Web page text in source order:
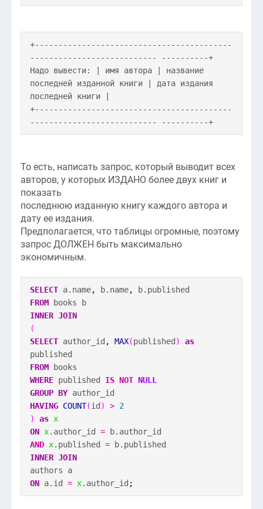
+------------------------------------------
--------------------------- ----------+
Надо вывести: | имя автора | название
последней изданной книги | дата издания
последней книги |
+------------------------------------------
--------------------------- ----------+
То есть, написать запрос, который выводит всех
авторов, у которых ИЗДАНО более двух книг и
показать
последнюю изданную книгу каждого автора и
дату ее издания.
Предполагается, что таблицы огромные, поэтому
запрос ДОЛЖЕН быть максимально
экономичным.
SELECT a.name, b.name,
b.published
FROM books b
INNER JOIN
(
SELECT author_id , MAX(published )
as
published
FROM books
WHERE published IS NOT NULL
GROUP BYauthor_id
HAVING COUNT(id ) > 2
)
as x
ON x.author_id = b.author_id
AND x.published = b.published
INNER JOIN
authors a
ON a.id = x.author_id ;